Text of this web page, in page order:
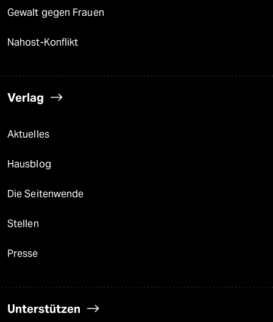
Gewalt gegen Frauen
Nahost-Konflikt
Verlag
Aktuelles
Hausblog
Die Seitenwende
Stellen
Presse
Unterstützen